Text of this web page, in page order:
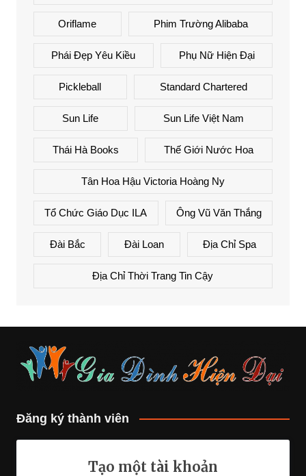
Oriflame Phim Trường Alibaba
Phái Đẹp Yêu Kiều Phụ Nữ Hiện Đại
Pickleball Standard Chartered
Sun Life Sun Life Việt Nam
Thái Hà Books Thế Giới Nước Hoa
Tân Hoa Hậu Victoria Hoàng Ny
Tổ Chức Giáo Dục ILA Ông Vũ Văn Thắng
Đài Bắc Đài Loan Địa Chỉ Spa
Địa Chỉ Thời Trang Tin Cậy
Đăng ký thành viên
Tạo một tài khoản